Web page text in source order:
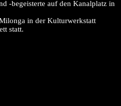
-begeisterte auf den Kanalplatz in
in der Kulturwerkstatt
statt.